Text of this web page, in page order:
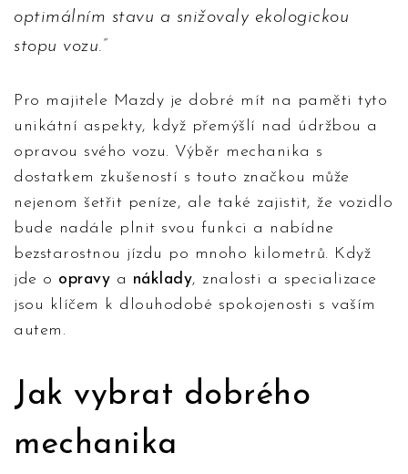
optimálním stavu a snižovaly ekologickou
stopu vozu.
Pro majitele Mazdy je dobré mít na paměti tyto
unikátní aspekty, když přemýšlí nad údržbou a
opravou svého vozu. Výběr mechanika s
dostatkem zkušeností s touto značkou může
nejenom šetřit peníze, ale také zajistit, že vozidlo
bude nadále plnit svou funkci a nabídne
bezstarostnou jízdu po mnoho kilometrů. Když
jde o opravy a náklady, znalosti a specializace
jsou klíčem k dlouhodobé spokojenosti s vaším
autem.
Jak vybrat dobrého
mechanika